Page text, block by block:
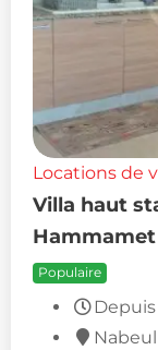
Locations de
Villa haut
Populaire
Nabeul